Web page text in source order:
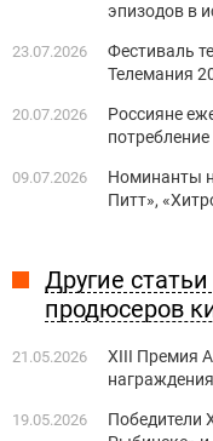
эпизодов в
23.07.2026
Фестиваль
Телемания
20.07.2026
Россияне
09.07.2026
Номинанты
Питт»,
Другие
продюсеров
21.05.2026
XIII Премия
награждения
19.05.2026
Победители